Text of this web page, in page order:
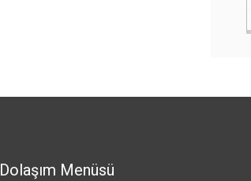
Dolaşım Menüsü